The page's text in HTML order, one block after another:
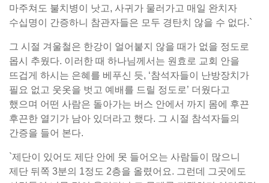
마주쳐도 불치병이 낫고, 사귀가 물러가고 매일 완치자
수십명이 간증하니 참관자들은 모두 경탄치 않을 수 없다.`
그 시절 겨울철은 한강이 얼어붙지 않을 때가 없을 정도로
몹시 추웠다. 이러한 때 하나님께서는 원효로 교회 안을
뜨겁게 하시는 은혜를 베푸신 듯, ‘참석자들이 난방장치가
필요 없고 웃옷을 벗고 예배를 드릴 정도로’ 더웠다고
했으며 어떤 사람은 돌아가는 버스 안에서 까지 몸에 후끈
후끈한 열기가 남아 있더라고 했다. 그 시절 참석자들의
간증을 들어 본다.
`제단이 있어도 제단 안에 못 들어오는 사람들이 많으니
제단 뒤쪽 3분의 1정도 2층을 올렸어요. 그런데 그곳에도